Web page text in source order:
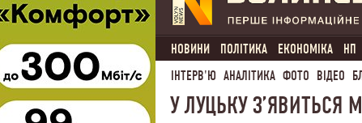
НОВИНИ ПОЛІТИКА ЕКОНОМІКА НП
ІНТЕРВ'Ю АНАЛІТИКА ФОТО ВІДЕО
У ЛУЦЬКУ З’ЯВИТЬСЯ